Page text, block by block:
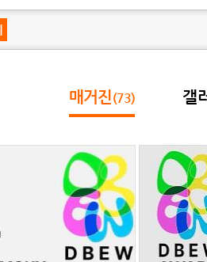
매거진(73) 갤